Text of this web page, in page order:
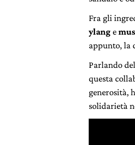
Fra gli
ylange
appunto, la
Parlando
questa
generosità,
solidarietà